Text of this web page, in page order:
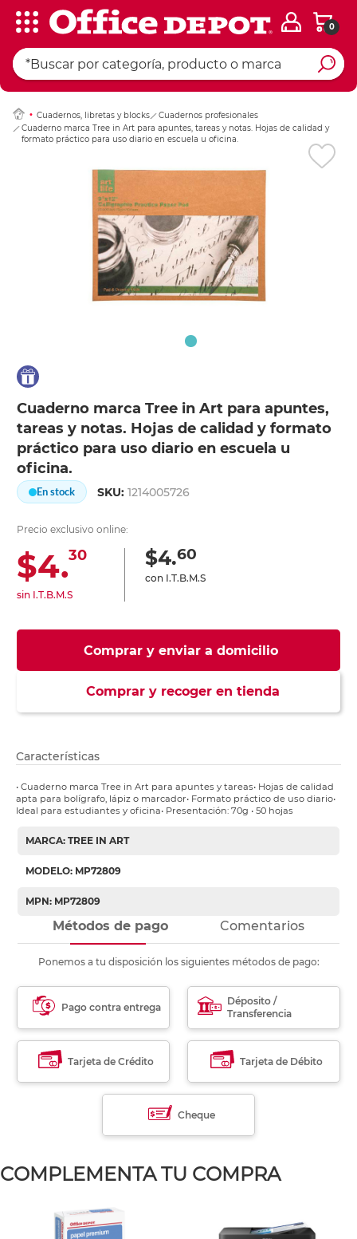
0
Cuadernos, libretas y blocks
Cuadernos profesionales
Cuaderno marca Tree in Art para apuntes, tareas y notas. Hojas de calidad y
formato práctico para uso diario en escuela u oficina.
Cuaderno marca Tree in Art para apuntes,
tareas y notas. Hojas de calidad y formato
práctico para uso diario en escuela u
oficina.
En stock SKU:1214005726
Precio exclusivo online:
$4.30
sin I.T.B.M.S
$4.60
con I.T.B.M.S
Comprar y enviar a domicilio
Comprar y recoger en tienda
Ingresar Codigo
Características
• Cuaderno marca Tree in Art para apuntes y tareas• Hojas de calidad
apta para bolígrafo, lápiz o marcador• Formato práctico de uso diario•
Ideal para estudiantes y oficina• Presentación: 70g • 50 hojas
MARCA: TREE IN ART
MODELO: MP72809
MPN: MP72809
Métodos de pago Comentarios
Ponemos a tu disposición los siguientes métodos de pago:
Pago contra entrega
Déposito /
Transferencia
Tarjeta de Crédito Tarjeta de Débito
Cheque
COMPLEMENTA TU COMPRA